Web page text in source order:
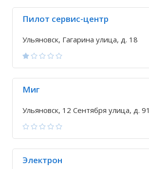
Пилот сервис-центр
Ульяновск, Гагарина улица, д. 18
Миг
Ульяновск, 12 Сентября улица, д. 91
Электрон